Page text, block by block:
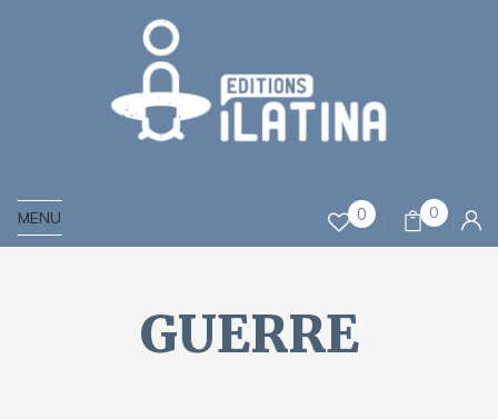
MENU 0 0
GUERRE